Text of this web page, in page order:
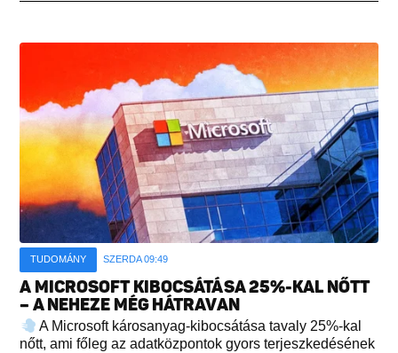
TUDOMÁNY SZERDA 09:49
A MICROSOFT KIBOCSÁTÁSA 25%-KAL NŐTT
– A NEHEZE MÉG HÁTRAVAN
A Microsoft károsanyag-kibocsátása tavaly 25%-kal
nőtt, ami főleg az adatközpontok gyors terjeszkedésének